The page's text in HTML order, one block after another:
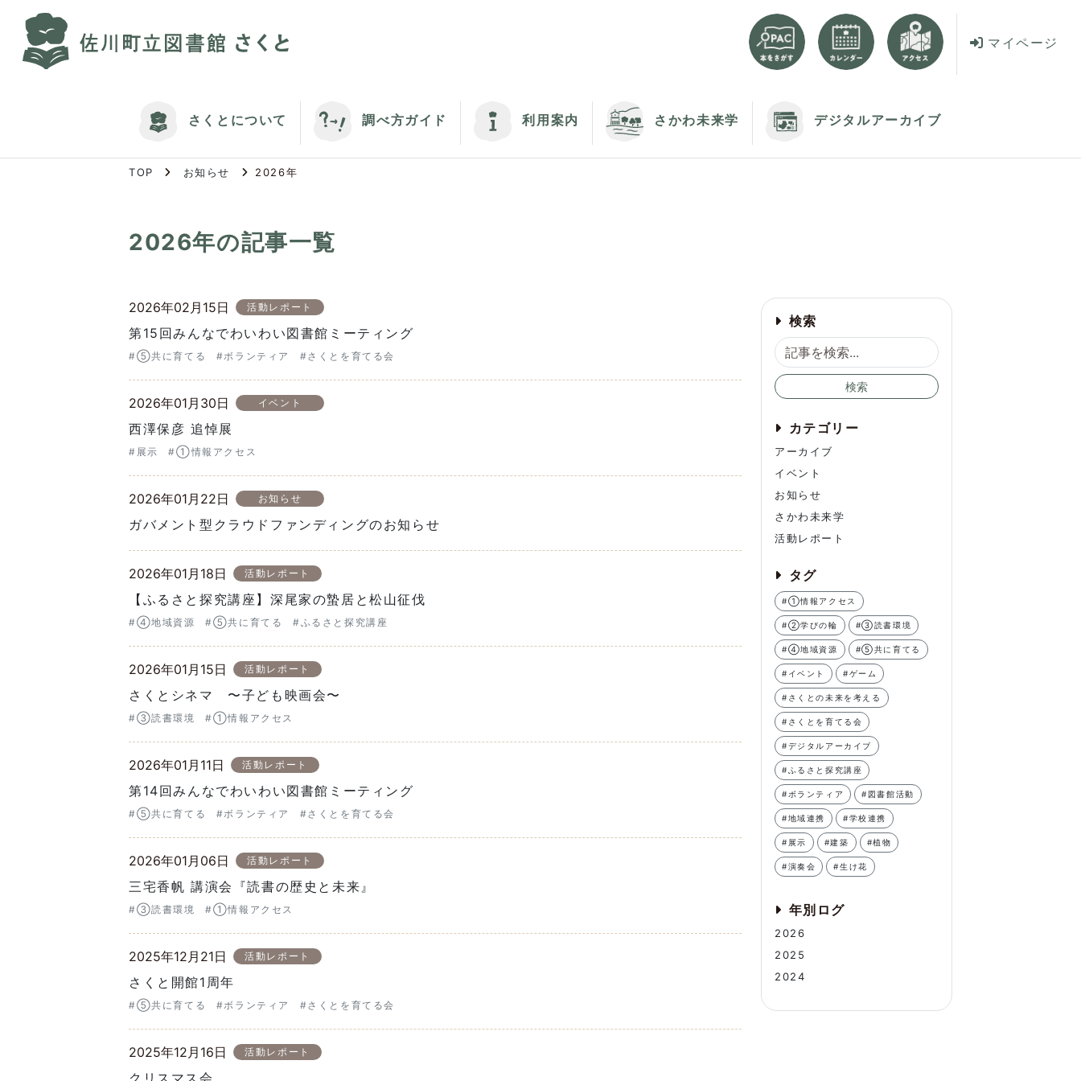
e
マイページ
さくとについて 調べ方ガイド 利用案内 さかわ未来学 デジタルアーカイブ
TOP お知らせ 2026年
2026年の記事一覧
2026年02月15日 活動レポート
第15回みんなでわいわい図書館ミーティング
#⑤共に育てる #ボランティア #さくとを育てる会
2026年01月30日 イベント
西澤保彦 追悼展
#展示 #①情報アクセス
2026年01月22日 お知らせ
ガバメント型クラウドファンディングのお知らせ
2026年01月18日 活動レポート
【ふるさと探究講座】深尾家の蟄居と松山征伐
#④地域資源 #⑤共に育てる #ふるさと探究講座
2026年01月15日 活動レポート
さくとシネマ 〜子ども映画会〜
#③読書環境 #①情報アクセス
2026年01月11日 活動レポート
第14回みんなでわいわい図書館ミーティング
#⑤共に育てる #ボランティア #さくとを育てる会
2026年01月06日 活動レポート
三宅香帆 講演会『読書の歴史と未来』
#③読書環境 #①情報アクセス
2025年12月21日 活動レポート
さくと開館1周年
#⑤共に育てる #ボランティア #さくとを育てる会
2025年12月16日 活動レポート
クリスマス会
検索
検索
カテゴリー
アーカイブ
イベント
お知らせ
さかわ未来学
活動レポート
タグ
#①情報アクセス
#②学びの輪 #③読書環境
#④地域資源 #⑤共に育てる
#イベント #ゲーム
#さくとの未来を考える
#さくとを育てる会
#デジタルアーカイブ
#ふるさと探究講座
#ボランティア #図書館活動
#地域連携 #学校連携
#展示 #建築 #植物
#演奏会 #生け花
年別ログ
2026
2025
2024